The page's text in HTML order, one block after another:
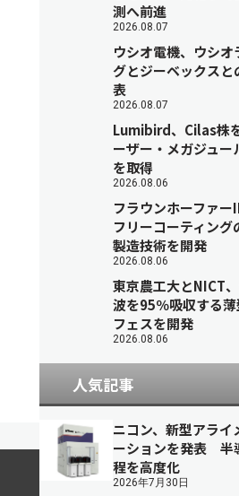
測へ前進
2026.08.07
ウシオ電機、ウシオ
グとジーベックスと
表
2026.08.07
Lumibird、Cilas株
ーザー・メガジュー
を取得
2026.08.06
フラウンホーファー
フリーコーティング
製造技術を開発
2026.08.06
東京農工大とNICT
波を95％吸収する
フェスを開発
2026.08.06
人気記事
ニコン、新型アライ
ーションを発表 半
程を高度化
2026年7月30日